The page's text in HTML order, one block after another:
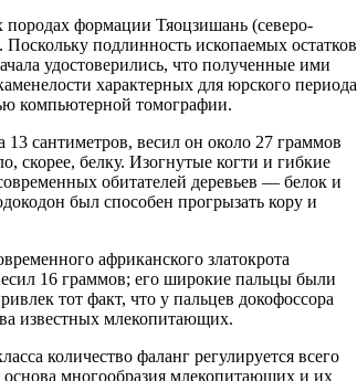
формации Тяоцзишань (северо-
подлинность ископаемых остатков
удостоверились, что полученные ими
характерных для юрского периода
компьютерной томографии.
13 сантиметров, весил он около 27 граммов
белку. Изогнутые когти и гибкие
обитателей деревьев — белок и
был способен прогрызать кору и
африканского златокрота
16 граммов; его широкие пальцы были
тот факт, что у пальцев докофоссора
известных млекопитающих.
количество фаланг регулируется всего
многообразия млекопитающих и их